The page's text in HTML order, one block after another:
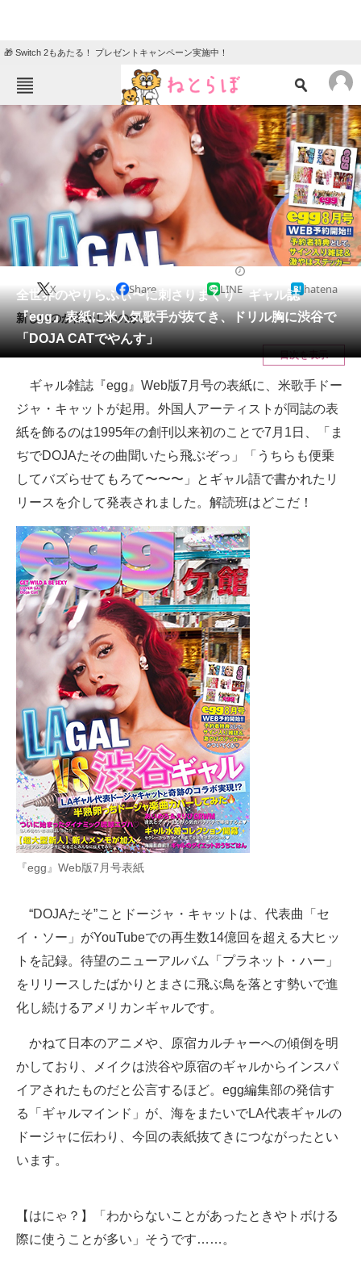
🎁 Switch 2もあたる！ プレゼントキャンペーン実施中！
ねとらぼメニュー
ニュース
クイズ
地域
住まい 教育・育児
動物
会員記事
メディア
注目記事を集めた総合ページ
ITの今と未来を見通す
スマホと通信の最新トレンド
進化するPCとデバイスの未来
好きが集まる 比べて選べる
ビジネスと働き方のヒント
AI活用のいまが分かる
企業ITのトレンドを詳説
経営リーダーのコミュニティ
マーケ×ITの今がよく分かる
ITエンジニア向け専門サイト
企業向けIT製品の総合サイト
IT製品の技術・比較・事例
製造業のIT導入・活用を支援
モノづくり技術者専門サイト
電子設計の基本と応用
建設×テクノロジーの最前線
全世界のやりらふぃ〜に刺さりまくり ギャル誌
『egg』表紙に米人気歌手が抜てき、ドリル胸に渋谷で
「DOJA CATでやんす」
X Share LINE hatena
新しいのか懐かしいのか。
目次を表示
ギャル雑誌『egg』Web版7月号の表紙に、米歌手ドー
ジャ・キャットが起用。外国人アーティストが同誌の表
紙を飾るのは1995年の創刊以来初のことで7月1日、「ま
ぢでDOJAたその曲聞いたら飛ぶぞっ」「うちらも便乗
してバズらせてもろて〜〜〜」とギャル語で書かれたリ
リースを介して発表されました。解読班はどこだ！
『egg』Web版7月号表紙
“DOJAたそ”ことドージャ・キャットは、代表曲「セ
イ・ソー」がYouTubeでの再生数14億回を超える大ヒッ
トを記録。待望のニューアルバム「プラネット・ハー」
をリリースしたばかりとまさに飛ぶ鳥を落とす勢いで進
化し続けるアメリカンギャルです。
かねて日本のアニメや、原宿カルチャーへの傾倒を明
かしており、メイクは渋谷や原宿のギャルからインスパ
イアされたものだと公言するほど。egg編集部の発信す
る「ギャルマインド」が、海をまたいでLA代表ギャルの
ドージャに伝わり、今回の表紙抜てきにつながったとい
います。
【はにゃ？】「わからないことがあったときやトボける
際に使うことが多い」そうです……。